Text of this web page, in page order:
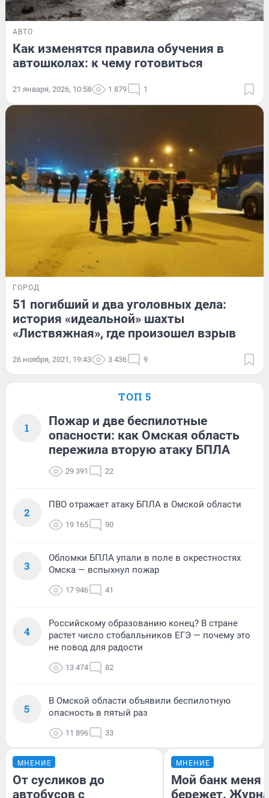
АВТО
Как изменятся правила обучения в
автошколах: к чему готовиться
21 января, 2026, 10:58 1 879 1
ГОРОД
51 погибший и два уголовных дела:
история «идеальной» шахты
«Листвяжная», где произошел взрыв
26 ноября, 2021, 19:43 3 436 9
ТОП 5
1
Пожар и две беспилотные
опасности: как Омская область
пережила вторую атаку БПЛА
29 391 22
2
ПВО отражает атаку БПЛА в Омской области
19 165 90
3
Обломки БПЛА упали в поле в окрестностях
Омска — вспыхнул пожар
17 946 41
4
Российскому образованию конец? В стране
растет число стобалльников ЕГЭ — почему это
не повод для радости
13 474 82
5
В Омской области объявили беспилотную
опасность в пятый раз
11 896 33
МНЕНИЕ
От сусликов до
автобусов с
МНЕНИЕ
Мой банк меня
бережет.